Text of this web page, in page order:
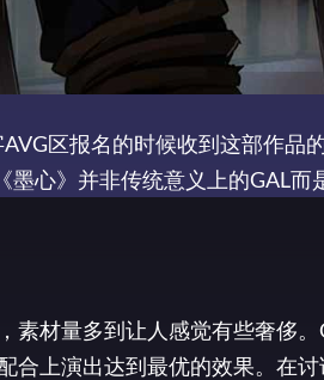
区报名的时候收到这部作品
心》并非传统意义上的GAL
素材量多到让人感觉有些奢侈
合上演出达到最优的效果。在